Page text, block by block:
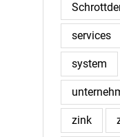
services
system
zink